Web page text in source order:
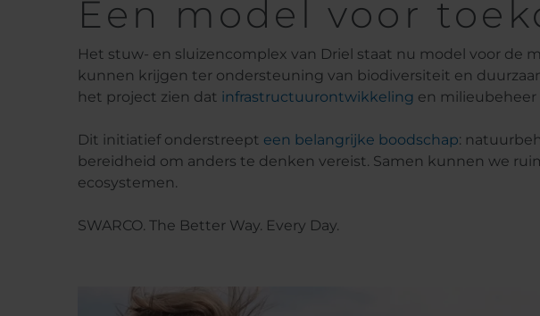
Een model voor
Het stuw- en sluizencomplex van Driel staat nu model voor de
kunnen krijgen ter ondersteuning van biodiversiteit en
het project zien dat infrastructuurontwikkeling en
​​​​​​​Dit initiatief onderstreept een belangrijke boodschap:
bereidheid om anders te denken vereist. Samen kunnen we
ecosystemen.
​​​​​​​SWARCO. The Better Way. Every Day.